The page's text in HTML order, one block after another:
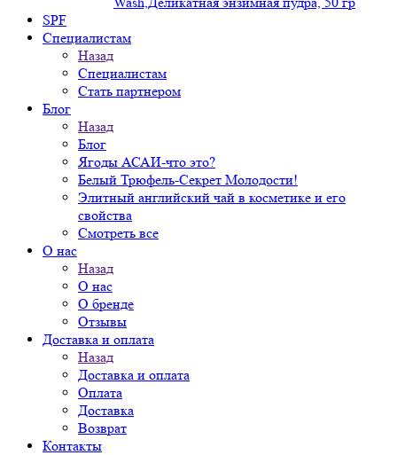
SPF
Специалистам
Назад
Специалистам
Стать партнером
Блог
Назад
Блог
Ягоды АСАИ-что это?
Белый Трюфель-Секрет Молодости!
Элитный английский чай в косметике и его
свойства
Смотреть все
О нас
Назад
О нас
О бренде
Отзывы
Доставка и оплата
Назад
Доставка и оплата
Оплата
Доставка
Возврат
Контакты